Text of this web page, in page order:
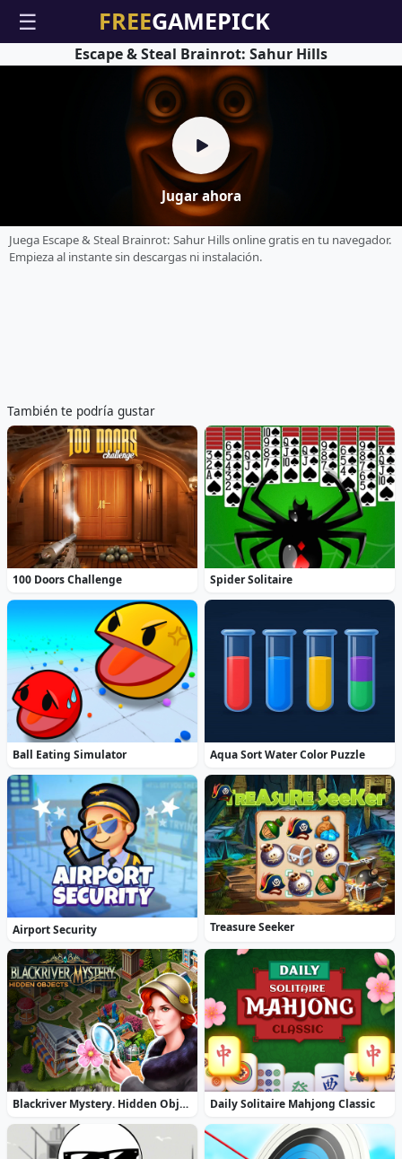
☰
Jugar ahora
Escape & Steal Brainrot: Sahur Hills
Juega Escape & Steal Brainrot: Sahur Hills online gratis en tu navegador.
Empieza al instante sin descargas ni instalación.
También te podría gustar
100 Doors Challenge Spider Solitaire
Ball Eating Simulator Aqua Sort Water Color Puzzle
Airport Security Treasure Seeker
Blackriver Mystery. Hidden Objects Daily Solitaire Mahjong Classic